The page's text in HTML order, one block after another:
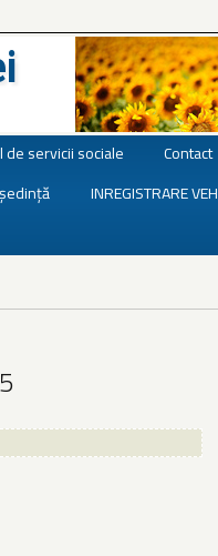
de servicii sociale Contact
INREGISTRARE